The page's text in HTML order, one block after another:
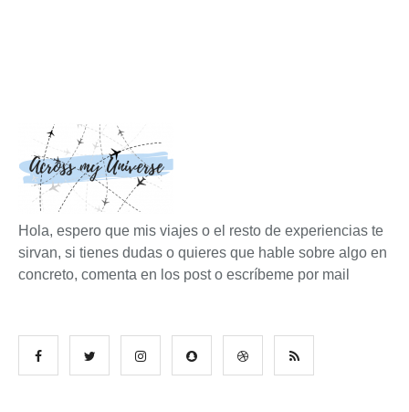
Hola, espero que mis viajes o el resto de experiencias te
sirvan, si tienes dudas o quieres que hable sobre algo en
concreto, comenta en los post o escríbeme por mail